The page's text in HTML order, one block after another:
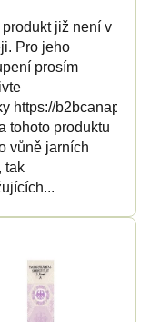
produkt již není v
Pro jeho
prosím
https://
tohoto produktu
vůně jarních
tak